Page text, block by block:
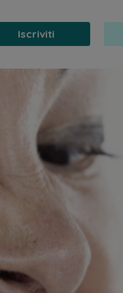
Iscriviti